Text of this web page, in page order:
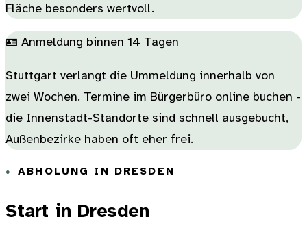
Fläche besonders wertvoll.
🪪 Anmeldung binnen 14 Tagen
Stuttgart verlangt die Ummeldung innerhalb von
zwei Wochen. Termine im Bürgerbüro online buchen -
die Innenstadt-Standorte sind schnell ausgebucht,
Außenbezirke haben oft eher frei.
ABHOLUNG IN DRESDEN
Start in Dresden